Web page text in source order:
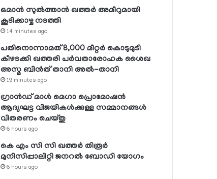
ഒമാന്‍ സുല്‍ത്താന്‍ ഖത്തര്‍ അമീറുമായി
കൂടിക്കാഴ്ച നടത്തി
14 minutes ago
പതിനൊന്നാമത് 8,000 മീറ്റര്‍ കൊടുമുടി
കീഴടക്കി ഖത്തരി പര്‍വതാരോഹക ശൈഖ
അസ്മ ബിന്‍ത് താനി അല്‍-താനി
19 minutes ago
ഗ്രാന്‍ഡ് മാള്‍ മെഗാ പ്രൊമോഷന്‍
ആദ്യഘട്ട വിജയികള്‍ക്കുള്ള സമ്മാനങ്ങള്‍
വിതരണം ചെയ്തു
6 hours ago
കെ എം സി സി ഖത്തര്‍ തിരൂര്‍
മുനിസിപ്പാലിറ്റി ജനറല്‍ ബോഡി യോഗം
6 hours ago